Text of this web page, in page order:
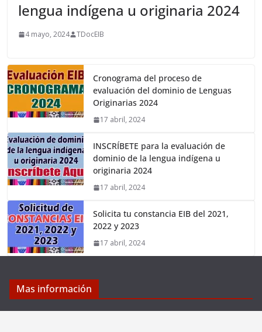
lengua indígena u originaria 2024
4 mayo, 2024 TDocEIB
Cronograma del proceso de
evaluación del dominio de Lenguas
Originarias 2024
17 abril, 2024
INSCRÍBETE para la evaluación de
dominio de la lengua indígena u
originaria 2024
17 abril, 2024
Solicita tu constancia EIB del 2021,
2022 y 2023
17 abril, 2024
Mas información